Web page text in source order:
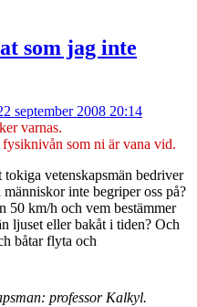
som jag inte
september 2008 20:14
varnas.
som ni är vana vid.
vetenskapsmän bedriver
inte begriper oss på?
50 km/h och vem bestämmer
ljuset eller bakåt i tiden? Och
båtar flyta och
professor Kalkyl.